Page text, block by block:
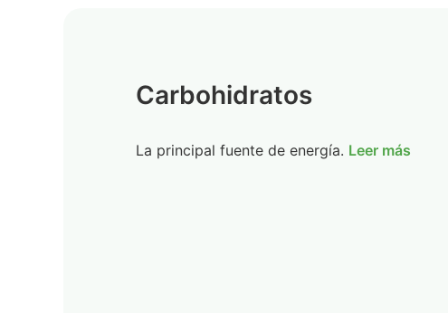
Carbohidratos
La principal fuente de energía. Leer más